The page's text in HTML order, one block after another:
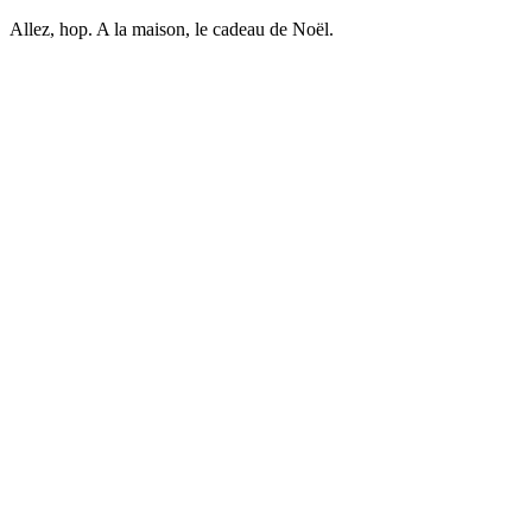
Allez, hop. A la maison, le cadeau de Noël.